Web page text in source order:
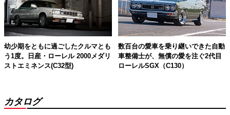
幼少期をともに過ごしたクルマとも
う1度。日産・ローレル 2000メダリ
ストエミネンス(C32型)
数百台の愛車を乗り継いできた自動
車整備士が、無償の愛を注ぐ2代目
ローレルSGX（C130）
カタログ